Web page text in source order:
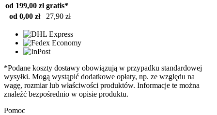
od 199,00 zł gratis*
od 0,00 zł
27,90 zł
*Podane koszty dostawy obowiązują w przypadku standardowej
wysyłki. Mogą wystąpić dodatkowe opłaty, np. ze względu na
wagę, rozmiar lub właściwości produktów. Informacje te można
znaleźć bezpośrednio w opisie produktu.
Pomoc